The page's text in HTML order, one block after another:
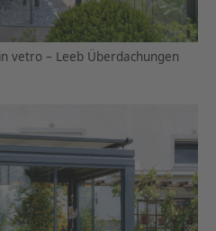
vetro – Leeb Überdachungen